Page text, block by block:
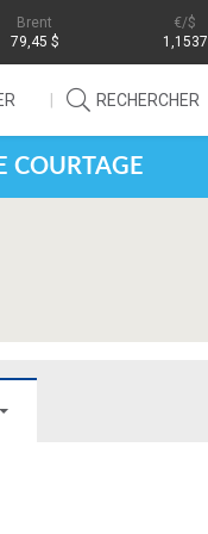
Brent
79,45 $
/$
1,1537
RECHERCHER
COURTAGE